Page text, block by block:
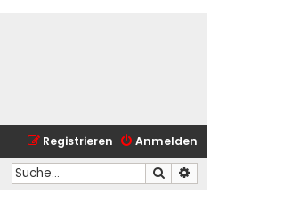
Anmelden
Registrieren
Suche